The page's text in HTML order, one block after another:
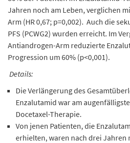
Jahren noch am Leben, verglichen
Arm (HR 0,67; p=0,002). Auch die
PFS (PCWG2) wurden erreicht. Im
Antiandrogen-Arm reduzierte
Progression um 60% (p<0,001).
Details:
Die Verlängerung des
Enzalutamid war am
Docetaxel-Therapie.
Von jenen Patienten, die
erhielten, waren nach drei Jahren